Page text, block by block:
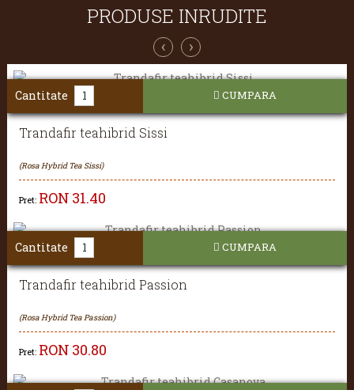
PRODUSE INRUDITE
‹ ›
Trandafir teahibrid Sissi
(Rosa Hybrid Tea Sissi)
Pret: RON 31.40
Cantitate CUMPARA
Trandafir teahibrid Passion
(Rosa Hybrid Tea Passion)
Pret: RON 30.80
Cantitate CUMPARA